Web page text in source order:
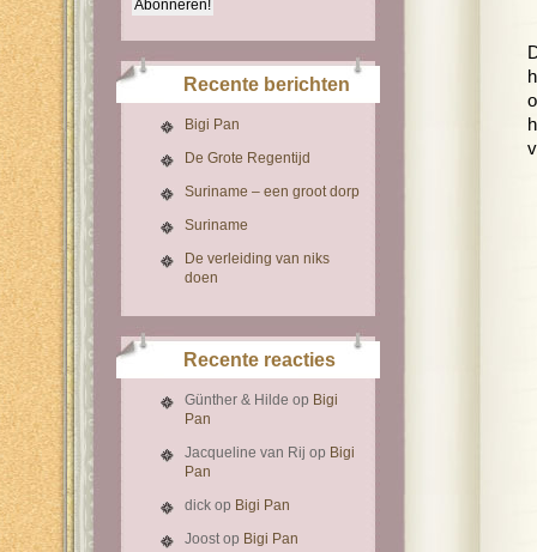
Recente berichten
Bigi Pan
De Grote Regentijd
Suriname – een groot dorp
Suriname
De verleiding van niks
doen
Recente reacties
Günther & Hilde op Bigi
Pan
Jacqueline van Rij op Bigi
Pan
dick op Bigi Pan
Joostop Bigi Pan